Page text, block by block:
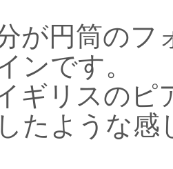
が円筒の
ンです。
ギリスのピ
たような感